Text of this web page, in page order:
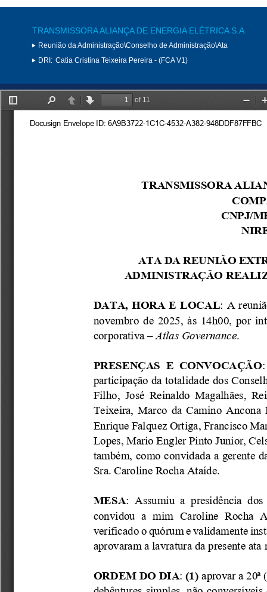
TRANSMISSORA ALIANÇA DE ENERGIA ELÉTRICA S.A.
Reunião da Administração\Conselho de Administração\Ata
DRI: Catia Cristina Teixeira Pereira - (FCA V1)